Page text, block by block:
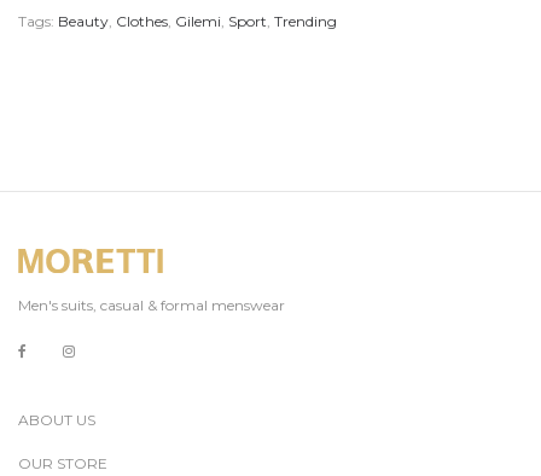
Tags: Beauty, Clothes, Gilemi, Sport, Trending
Men's suits, casual & formal menswear
ABOUT US
OUR STORE